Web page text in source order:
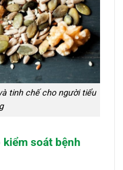
tinh chế cho người tiểu
soát bệnh